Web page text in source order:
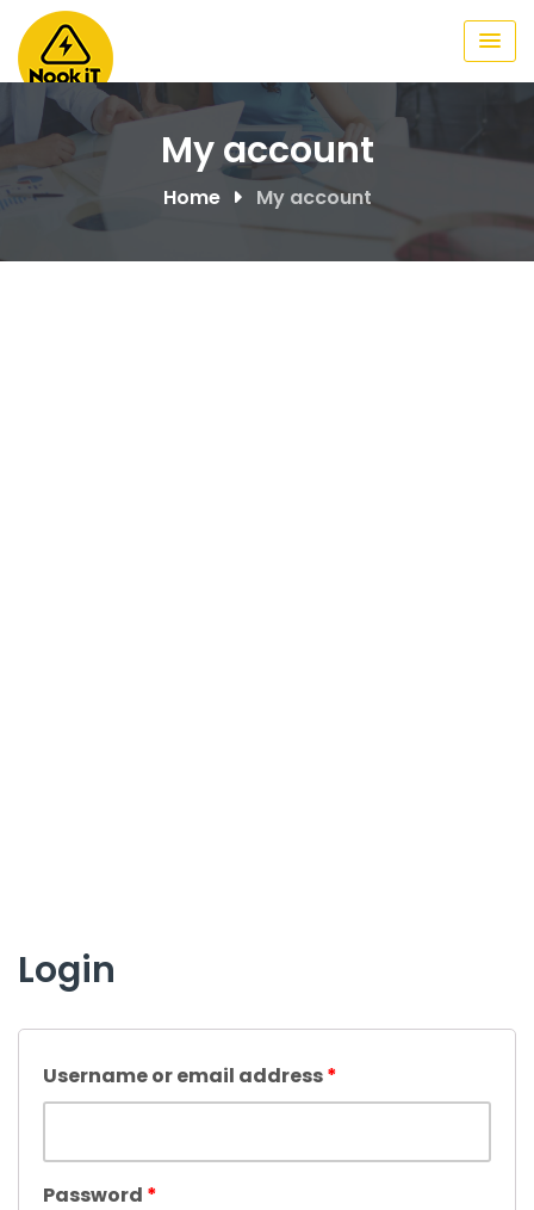
Skip
to
content
My account
Home My account
Login
Username or email address*
Password *